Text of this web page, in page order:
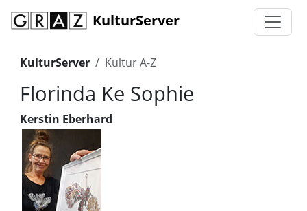
KulturServer
KulturServer Kultur A-Z
Florinda Ke Sophie
Kerstin Eberhard